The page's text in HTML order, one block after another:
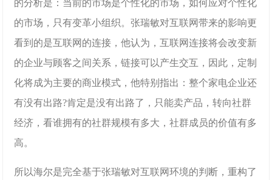
的分析是：当前的市场是个性化的市场，如何应对个性化
的市场，只有变革小组织。张瑞敏对互联网带来的影响更
看到的是互联网的连接，他认为，互联网连接将会改变新
的企业与顾客之间关系，链接可以产生交互，因此，定制
化将成为主要的商业模式，他特别指出：整个家电企业还
有没有出路?肯定是没有出路了，只能卖产品，转向社群
经济，看谁拥有的社群规模有多大，社群成员的价值有多
高。
所以海尔是完全基于张瑞敏对互联网环境的判断，重构了